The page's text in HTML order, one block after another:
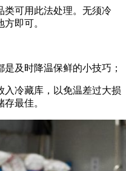
类可用此法处理。无须冷
即可。
及时降温保鲜的小技巧；
入冷藏库，以免温差过大损
最佳。